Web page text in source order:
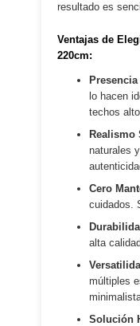
resultado es
Ventajas de
220cm:
lo hacen
techos
Realismo
naturales
Cero
cuidados.
alta
múltiples
Solución